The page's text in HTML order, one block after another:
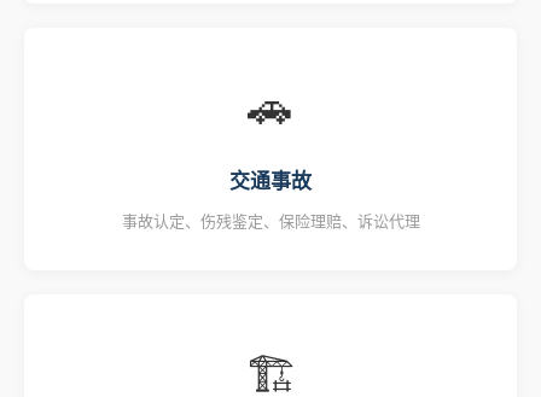
🚗
交通事故
事故认定、伤残鉴定、保险理赔、诉讼代理
🏗